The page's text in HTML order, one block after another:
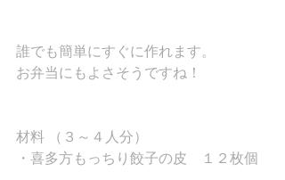
誰でも簡単にすぐに作れます。
お弁当にもよさそうですね！
材料 （３～４人分）
・喜多方もっちり餃子の皮　１２枚個